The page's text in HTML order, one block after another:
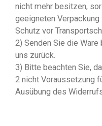
nicht mehr besitzen,
geeigneten
Schutz vor
2) Senden Sie die
uns zurück.
3) Bitte beachten Sie,
2 nicht Voraussetzung
Ausübung des